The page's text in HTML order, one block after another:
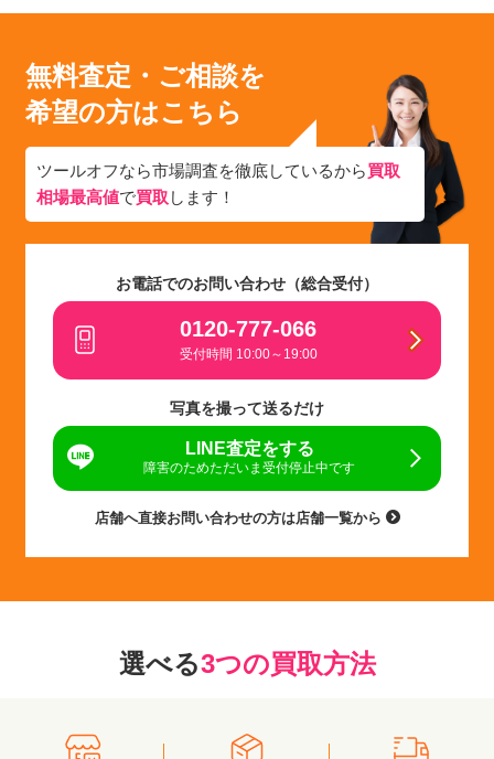
無料査定・ご相談を
希望の方はこちら
ツールオフなら市場調査を徹底しているから買取
相場最高値で買取 します！
お電話でのお問い合わせ（総合受付）
0120-777-066
受付時間 10:00～19:00
写真を撮って送るだけ
LINE査定をする
障害のためただいま受付停止中です
店舗へ直接お問い合わせの方は店舗一覧から
選べる3つの買取方法